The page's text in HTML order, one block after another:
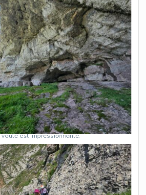
voute est impressionnante.